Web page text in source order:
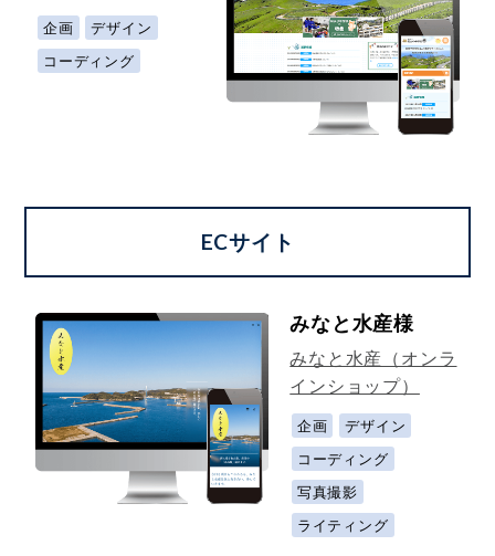
企画
デザイン
コーディング
ECサイト
みなと水産様
みなと水産（オンラ
インショップ）
企画
デザイン
コーディング
写真撮影
ライティング